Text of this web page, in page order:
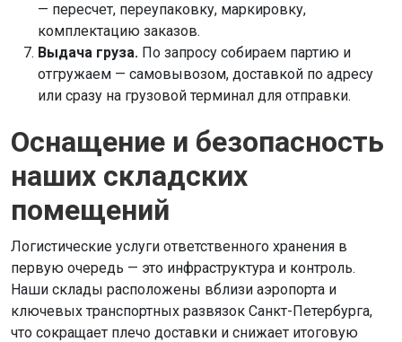
— пересчет, переупаковку, маркировку,
комплектацию заказов.
Выдача груза. По запросу собираем партию и
отгружаем — самовывозом, доставкой по адресу
или сразу на грузовой терминал для отправки.
Оснащение и безопасность
наших складских
помещений
Логистические услуги ответственного хранения в
первую очередь — это инфраструктура и контроль.
Наши склады расположены вблизи аэропорта и
ключевых транспортных развязок Санкт-Петербурга,
что сокращает плечо доставки и снижает итоговую